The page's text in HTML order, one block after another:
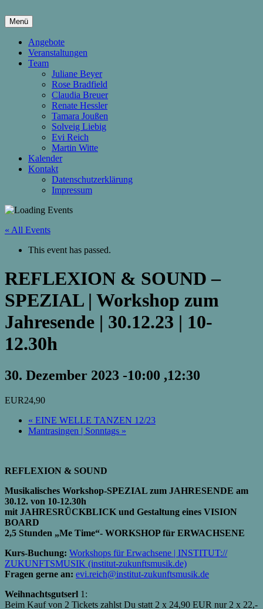
zum
InhaltDie Wachstumsfuge
Menü
Angebote
Veranstaltungen
Team
Juliane Beyer
Rose Bradfield
Claudia Breuer
Renate Hessler
Tamara Joußen
Solveig Liebig
Evi Reich
Martin Witte
Kalender
Kontakt
Datenschutzerklärung
Impressum
« All Events
This event has passed.
REFLEXION & SOUND –
SPEZIAL | Workshop zum
Jahresende | 30.12.23 | 10-
12.30h
30. Dezember 2023 -10:00 ,12:30
EUR24,90
« EINE WELLE TANZEN 12/23
Mantrasingen | Sonntags »
REFLEXION & SOUND
Musikalisches Workshop-SPEZIAL zum JAHRESENDE am
30.12. von 10-12.30h
mit JAHRESRÜCKBLICK und Gestaltung eines VISION
BOARD
2,5 Stunden „Me Time“- WORKSHOP für ERWACHSENE
Kurs-Buchung: Workshops für Erwachsene | INSTITUT://
ZUKUNFTSMUSIK (institut-zukunftsmusik.de)
Fragen gerne an: evi.reich@institut-zukunftsmusik.de
Weihnachtsgutserl 1:
Beim Kauf von 2 Tickets zahlst Du statt 2 x 24,90 EUR nur 2 x 22,-